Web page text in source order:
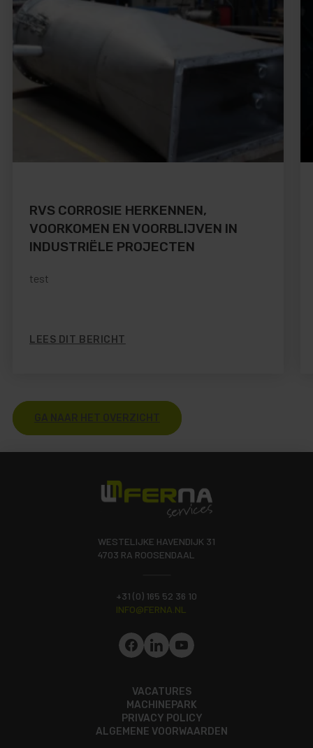
RVS CORROSIE HERKENNEN,
VOORKOMEN EN VOORBLIJVEN IN
INDUSTRIËLE PROJECTEN
test
LEES DIT BERICHT
WESTELIJKE HAVENDIJK 31
4703 RA ROOSENDAAL
+31 (0) 165 52 36 10
INFO@FERNA.NL
VACATURES
MACHINEPARK
PRIVACY POLICY
ALGEMENE VOORWAARDEN